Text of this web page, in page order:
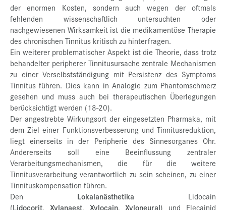
der enormen Kosten, sondern auch wegen der oftmals
fehlenden wissenschaftlich untersuchten oder
nachgewiesenen Wirksamkeit ist die medikamentöse Therapie
des chronischen Tinnitus kritisch zu hinterfragen.
Ein weiterer problematischer Aspekt ist die Theorie, dass trotz
behandelter peripherer Tinnitusursache zentrale Mechanismen
zu einer Verselbstständigung mit Persistenz des Symptoms
Tinnitus führen. Dies kann in Analogie zum Phantomschmerz
gesehen und muss auch bei therapeutischen Überlegungen
berücksichtigt werden (18-20).
Der angestrebte Wirkungsort der eingesetzten Pharmaka, mit
dem Ziel einer Funktionsverbesserung und Tinnitusreduktion,
liegt einerseits in der Peripherie des Sinnesorganes Ohr.
Andererseits soll eine Beeinflussung zentraler
Verarbeitungsmechanismen, die für die weitere
Tinnitusverarbeitung verantwortlich zu sein scheinen, zu einer
Tinnituskompensation führen.
Den Lokalanästhetika Lidocain
(Lidocorit, Xylanaest, Xylocain, Xyloneural) und Flecainid